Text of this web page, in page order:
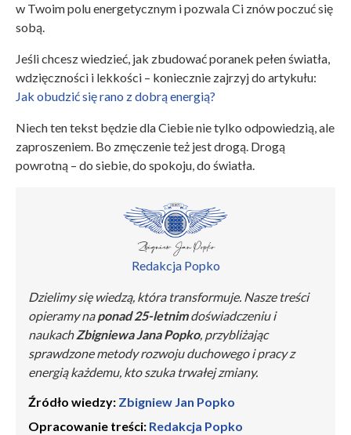
w Twoim polu energetycznym i pozwala Ci znów poczuć się
sobą.
Jeśli chcesz wiedzieć, jak zbudować poranek pełen światła,
wdzięczności i lekkości – koniecznie zajrzyj do artykułu:
Jak obudzić się rano z dobrą energią?
Niech ten tekst będzie dla Ciebie nie tylko odpowiedzią, ale
zaproszeniem. Bo zmęczenie też jest drogą. Drogą
powrotną – do siebie, do spokoju, do światła.
Redakcja Popko
Dzielimy się wiedzą, która transformuje. Nasze treści
opieramy naponad 25-letnimdoświadczeniu i
naukachZbigniewa Jana Popko, przybliżając
sprawdzone metody rozwoju duchowego i pracy z
energią każdemu, kto szuka trwałej zmiany.
Źródło wiedzy: Zbigniew Jan Popko
Opracowanie treści: Redakcja Popko